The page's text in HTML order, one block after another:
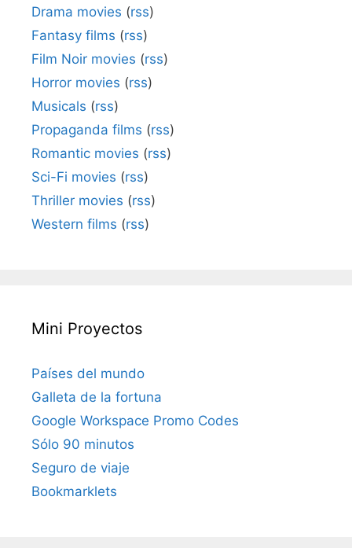
Drama movies (rss)
Fantasy films (rss)
Film Noir movies (rss)
Horror movies (rss)
Musicals (rss)
Propaganda films (rss)
Romantic movies (rss)
Sci-Fi movies (rss)
Thriller movies (rss)
Western films (rss)
Mini Proyectos
Países del mundo
Galleta de la fortuna
Google Workspace Promo Codes
Sólo 90 minutos
Seguro de viaje
Bookmarklets